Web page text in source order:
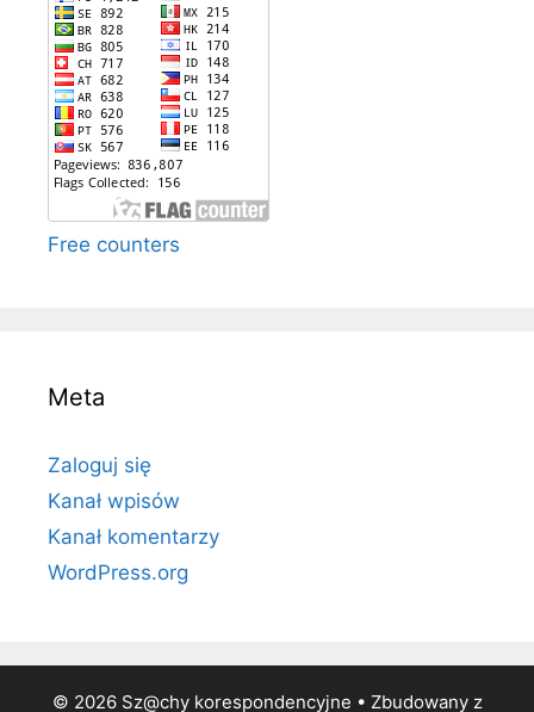
Free counters
Meta
Zaloguj się
Kanał wpisów
Kanał komentarzy
WordPress.org
© 2026 Sz@chy korespondencyjne • Zbudowany z